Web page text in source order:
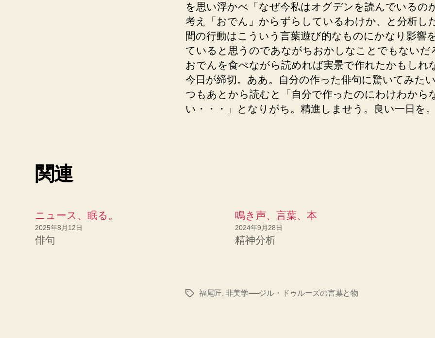
を思い浮かべ「なぜ今私はオグデンを読んでいるの
考え「おでん」からずらしているわけか、と分析し
間の行動はこういう言葉遊び的なものにかなり影響
ていると思うのであながちおかしなことでもないだ
おでんを食べながら読めれば実景で作れたかもしれ
今日が締切。ああ。自分の作った俳句に驚いてみた
つもあとから読むと「自分で作ったのにわけわから
い・・・」となりがち。精進しませう。良い一日を
関連
ニュース、眠る。
2025年8月12日
俳句
鳴き声、言葉、本
2024年9月28日
精神分析
タ
福尾匠, 非美学──ジル・ドゥルーズの言葉と物